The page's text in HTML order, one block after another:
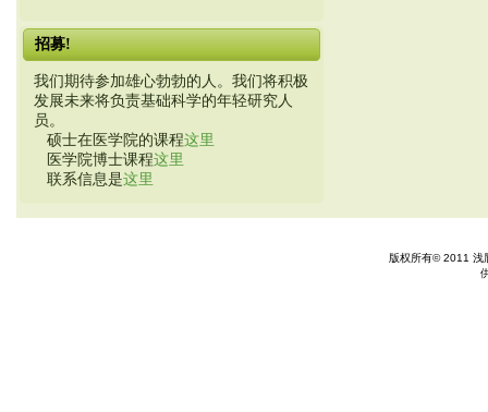
招募!
我们期待参加雄心勃勃的人。我们将积极
发展未来将负责基础科学的年轻研究人
员。
硕士在医学院的课程这里
医学院博士课程这里
联系信息是这里
版权所有© 2011 浅